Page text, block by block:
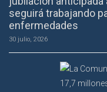
seguirá trabajando
enfermedades
30 julio, 2026